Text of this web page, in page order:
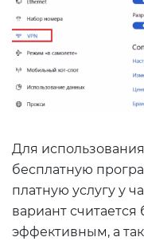
Для
бесплатную
платную услугу у
вариант
эффективным, а